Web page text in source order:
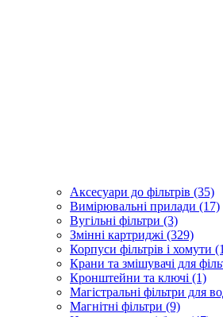
Аксесуари до фільтрів (35)
Вимірювальні прилади (17)
Вугільні фільтри (3)
Змінні картриджі (329)
Корпуси фільтрів і хомути
Крани та змішувачі для
Кронштейни та ключі (1)
Магістральні фільтри для
Магнітні фільтри (9)